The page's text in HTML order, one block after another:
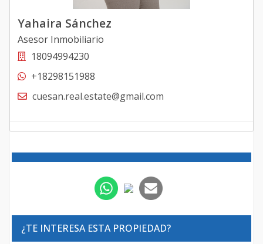
Yahaira Sánchez
Asesor Inmobiliario
18094994230
+18298151988
cuesan.real.estate@gmail.com
¿TE INTERESA ESTA PROPIEDAD?